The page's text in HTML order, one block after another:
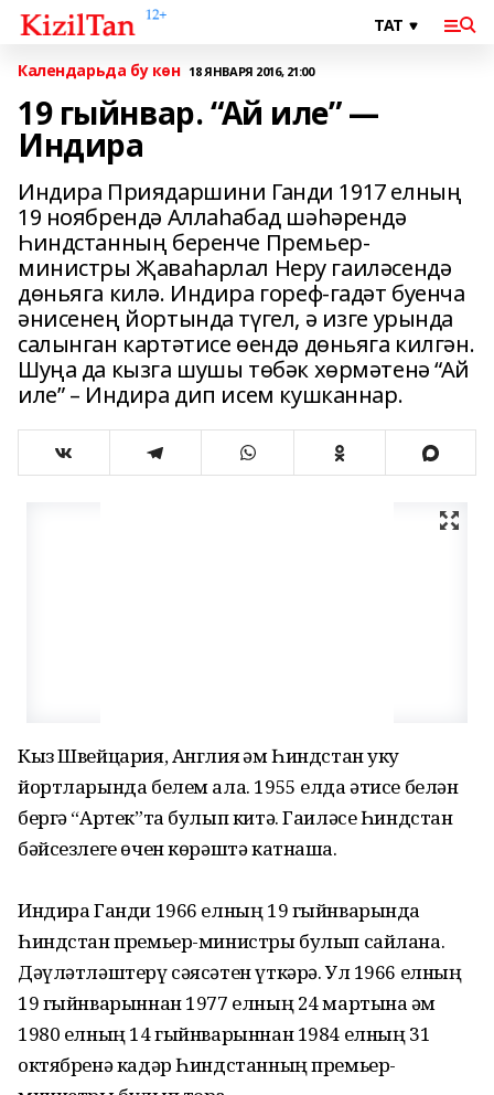
Календарьда бу көн 18 ЯНВАРЯ 2016, 21:00
19 гыйнвар. “Ай иле” —
Индира
Индира Приядаршини Ганди 1917 елның
19 ноябрендә Алла­һабад шә­һәрендә
Һиндстанның беренче Премьер-
министры Җава­һарлал Неру гаи­ләсендә
дөньяга килә. Индира гореф-гадәт буенча
әнисенең йортында түгел, ә изге урында
салынган картәтисе өендә дөньяга килгән.
Шуңа да кызга шушы төбәк хөрмәтенә “Ай
иле” – Индира дип исем кушканнар.
Кыз Швейцария, Англия һәм Һиндстан уку
йортларында белем ала. 1955 елда әтисе белән
бергә “Артек”та булып китә. Гаиләсе Һиндстан
бәйсезлеге өчен көрәштә катнаша.
Индира Ганди 1966 елның 19 гыйнварында
Һиндстан премьер-министры булып сайлана.
Дәүләтләштерү сәясәтен үткәрә. Ул 1966 елның
19 гыйнварыннан 1977 елның 24 мартына һәм
1980 елның 14 гыйнварыннан 1984 елның 31
октябренә кадәр Һиндстанның премьер-